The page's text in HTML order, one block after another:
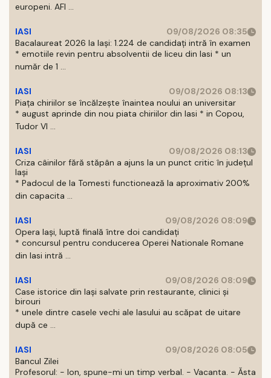
europeni. AFI ...
IASI
09/08/2026 08:35
Bacalaureat 2026 la Iași: 1.224 de candidați intră în examen
* emotiile revin pentru absolventii de liceu din Iasi * un
număr de 1 ...
IASI
09/08/2026 08:13
Piața chiriilor se încălzește înaintea noului an universitar
* august aprinde din nou piata chiriilor din Iasi * in Copou,
Tudor Vl ...
IASI
09/08/2026 08:13
Criza câinilor fără stăpân a ajuns la un punct critic în județul
Iași
* Padocul de la Tomesti functionează la aproximativ 200%
din capacita ...
IASI
09/08/2026 08:09
Opera Iași, luptă finală între doi candidați
* concursul pentru conducerea Operei Nationale Romane
din Iasi intră ...
IASI
09/08/2026 08:09
Case istorice din Iași salvate prin restaurante, clinici și
birouri
* unele dintre casele vechi ale Iasului au scăpat de uitare
după ce ...
IASI
09/08/2026 08:05
Bancul Zilei
Profesorul: - Ion, spune-mi un timp verbal. - Vacanta. - Ăsta